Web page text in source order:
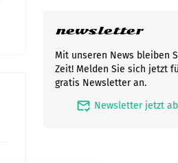
newsletter
Mit unseren News bleiben
Zeit! Melden Sie sich jetzt
gratis Newsletter an.
mark_email_read Newsletter jetzt